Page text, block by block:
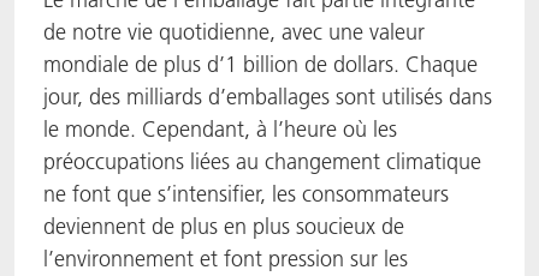
de notre vie quotidienne, avec une valeur
mondiale de plus d’1 billion de dollars. Chaque
jour, des milliards d’emballages sont utilisés dans
le monde. Cependant, à l’heure où les
préoccupations liées au changement climatique
ne font que s’intensifier, les consommateurs
deviennent de plus en plus soucieux de
l’environnement et font pression sur les
ACTNext
BlisterKote
FoodClass
FoodSafe
Let's ACT
FAQ
ACTEGA Rhenacoat
ACTEGA Schmid Rhyner